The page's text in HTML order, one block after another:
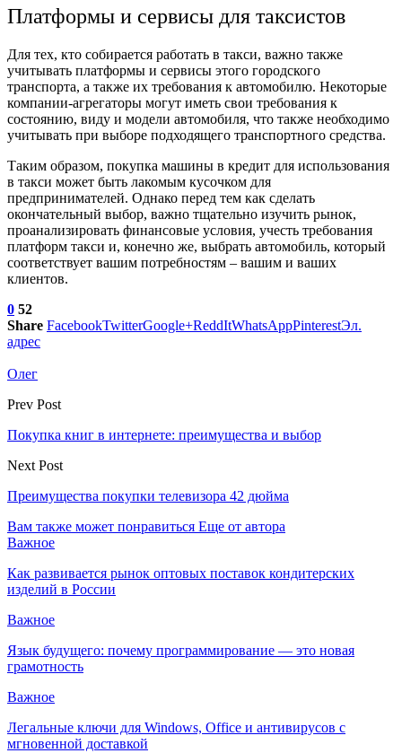
Платформы и сервисы для таксистов
Для тех, кто собирается работать в такси, важно также
учитывать платформы и сервисы этого городского
транспорта, а также их требования к автомобилю. Некоторые
компании-агрегаторы могут иметь свои требования к
состоянию, виду и модели автомобиля, что также необходимо
учитывать при выборе подходящего транспортного средства.
Таким образом, покупка машины в кредит для использования
в такси может быть лакомым кусочком для
предпринимателей. Однако перед тем как сделать
окончательный выбор, важно тщательно изучить рынок,
проанализировать финансовые условия, учесть требования
платформ такси и, конечно же, выбрать автомобиль, который
соответствует вашим потребностям – вашим и ваших
клиентов.
0 52
Share FacebookTwitterGoogle+ReddItWhatsAppPinterestЭл.
адрес
Олег
Prev Post
Покупка книг в интернете: преимущества и выбор
Next Post
Преимущества покупки телевизора 42 дюйма
Вам также может понравиться Еще от автора
Важное
Как развивается рынок оптовых поставок кондитерских
изделий в России
Важное
Язык будущего: почему программирование — это новая
грамотность
Важное
Легальные ключи для Windows, Office и антивирусов с
мгновенной доставкой